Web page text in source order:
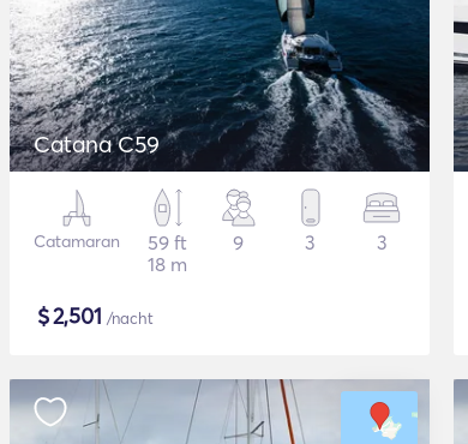
Catana C59
Catamaran
59 ft
18 m
9 3 3
$2,501 /nacht